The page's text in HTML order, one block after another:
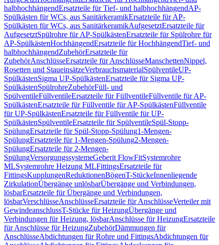
halbhochhängendErsatzteile für Tief- und halbhochhängendAP-
Spülkästen für WCs, aus SanitärkeramikErsatzteile für AP-
Spülkästen für WCs, aus SanitärkeramikAufgesetztErsatzteile für
AufgesetztSpülrohre für AP-SpülkästenErsatzteile für Spülrohre für
AP-SpülkästenHochhängendErsatzteile für HochhängendTief- und
halbhochhängendZubehörErsatzteile für
ZubehörAnschlüsseErsatzteile für AnschlüsseManschettenNippel,
Rosetten und StaueinsätzeVerbrauchsmaterialSpülventileUP-
SpülkästenSigma UP-SpülkästenErsatzteile für Sigma UP-
SpülkästenSpülrohreZubehörFüll- und
SpülventileFüllventileErsatzteile für FüllventileFüllventile für AP-
SpülkästenErsatzteile für Füllventile für AP-SpülkästenFüllventile
für UP-SpülkästenErsatzteile für Füllventile für UP-
SpülkästenSpülventileErsatzteile für SpülventileSpül-Stopp-
SpülungErsatzteile für Spül-Stopp-Spülung1-Mengen-
SpülungErsatzteile für 1-Mengen-Spülung2-Mengen-
SpülungErsatzteile für 2-Mengen-
SpülungVersorgungssystemeGeberit FlowFitSystemrohre
MLSystemrohre Heizung MLFittingsErsatzteile für
FittingsKupplungenReduktionenBögenT-StückeInnenliegende
ZirkulationÜbergänge unlösbarÜbergänge und Verbindungen,
lösbarErsatzteile für Übergänge und Verbindungen,
lösbarVerschlüsseAnschlüsseErsatzteile für AnschlüsseVerteiler mit
GewindeanschlussT-Stücke für HeizungÜbergänge und
Verbindungen für Heizung, lösbarAnschlüsse für HeizungErsatzteile
für Anschlüsse für HeizungZubehörDämmungen für
AnschlüsseAbdichtungen für Rohre und FittingsAbdichtungen für